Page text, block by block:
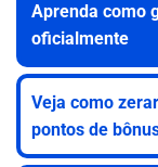
Aprenda como
oficialmente
Veja como
pontos de